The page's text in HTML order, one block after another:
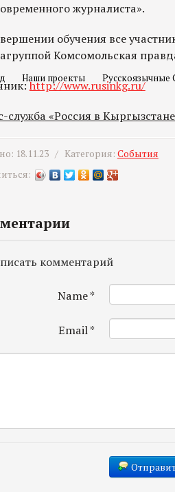
Наши проекты
журналиста».
обучения все
Комсомольская
http://www.rusinkg.ru/
служба «Россия в
18.11.23 / Категория: События
комментарий
Name*
Email*